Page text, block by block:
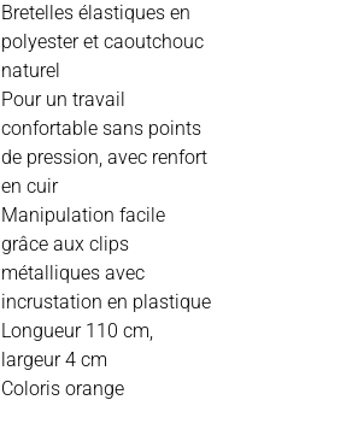
Bretelles élastiques en
polyester et caoutchouc
naturel
Pour un travail
confortable sans points
de pression, avec renfort
en cuir
Manipulation facile
grâce aux clips
métalliques avec
incrustation en plastique
Longueur 110 cm,
largeur 4 cm
Coloris orange